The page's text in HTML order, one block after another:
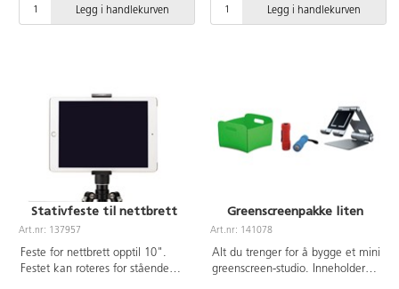
Legg i handlekurven Legg i handlekurven
Stativfeste til nettbrett
Art.nr: 137957
Feste for nettbrett opptil 10".
Festet kan roteres for stående
Greenscreenpakke liten
Art.nr: 141078
Alt du trenger for å bygge et mini
greenscreen-studio. Inneholder